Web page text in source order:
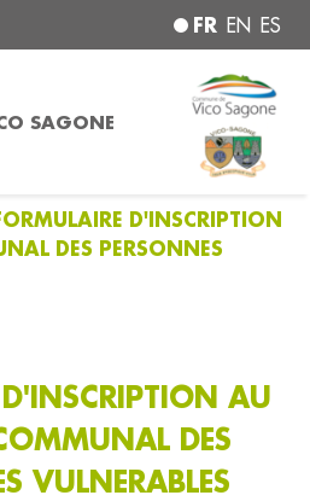
FR EN ES
SAGONE
D'INSCRIPTION
DES PERSONNES
AU
DES
VULNERABLES